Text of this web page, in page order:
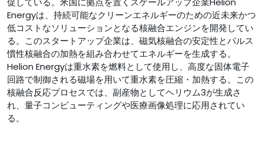
Energyは、持続可能なクリーンエネルギーのための近未来かつ
低コストなソリューションとなる核融合エンジンを開発してい
る。このスタートアップ企業は、磁気核融合の安定性とパルス
慣性核融合の加熱を組み合わせてエネルギーを生成する。
Helion Energyは重水素を燃料として使用し、高度な固体電子
回路で制御される磁場を用いて重水素を圧縮・加熱する。この
核融合反応プロセスでは、副産物としてヘリウム3が生成さ
れ、量子コンピューティングや医療画像処理に応用されてい
る。